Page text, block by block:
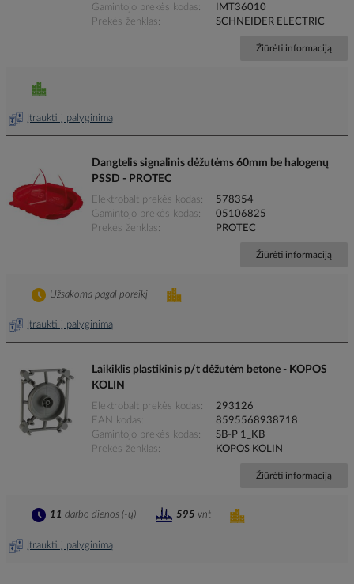
Gamintojo prekės kodas
IMT36010
Prekės ženklas
SCHNEIDER ELECTRIC
Žiūrėti informaciją
Įtraukti į palyginimą
Dangtelis signalinis dėžutėms 60mm be halogenų
PSSD - PROTEC
Elektrobalt prekės kodas
578354
Gamintojo prekės kodas
05106825
Prekės ženklas
PROTEC
Žiūrėti informaciją
Įtraukti į palyginimą
Užsakoma pagal poreikį
Laikiklis plastikinis p/t dėžutėm betone - KOPOS
KOLIN
Elektrobalt prekės kodas
293126
EAN kodas
8595568938718
Gamintojo prekės kodas
SB-P 1_KB
Prekės ženklas
KOPOS KOLIN
Žiūrėti informaciją
Įtraukti į palyginimą
11 darbo dienos (-ų) 595 vnt